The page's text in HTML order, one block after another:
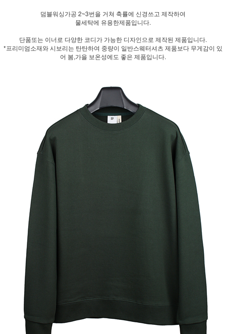
덤블워싱가공 2~3번을 거쳐 축률에 신경쓰고 제작하여
물세탁에 유용한제품입니다.
단품또는 이너로 다양한 코디가 가능한 디자인으로 제작된 제품입니다.
*프리미엄소재와 시보리는 탄탄하여 중량이 일반스웨터셔츠 제품보다 무게감이 있
어 봄,가을 보온성에도 좋은 제품입니다.